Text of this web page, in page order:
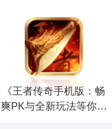
《王者传奇手机版：畅
爽PK与全新玩法等你来